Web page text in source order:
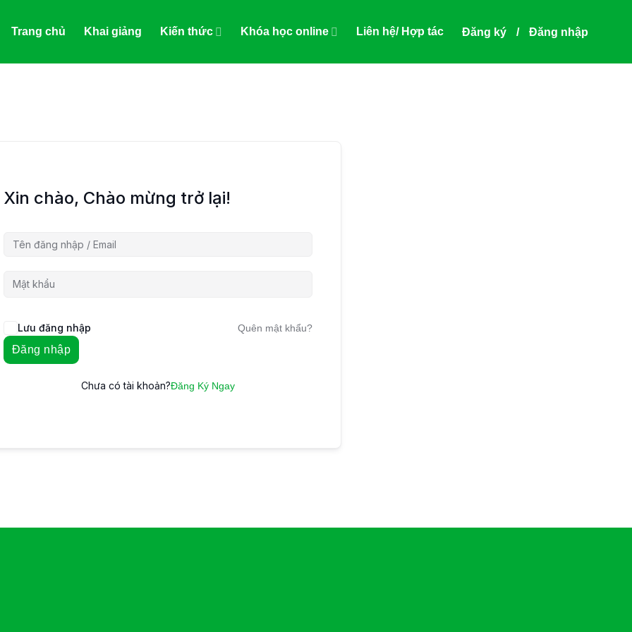
Trang chủ Khai giảng Kiến thức Khóa học online Liên hệ/ Hợp tác Đăng ký / Đăng nhập
Xin chào, Chào mừng trở lại!
Lưu đăng nhập Quên mật khẩu?
Đăng nhập
Chưa có tài khoản?Đăng Ký Ngay